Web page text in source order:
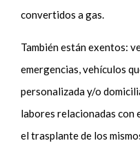
convertidos a gas.
También están exentos:
emergencias, vehículos
personalizada y/o
labores relacionadas con
el trasplante de los